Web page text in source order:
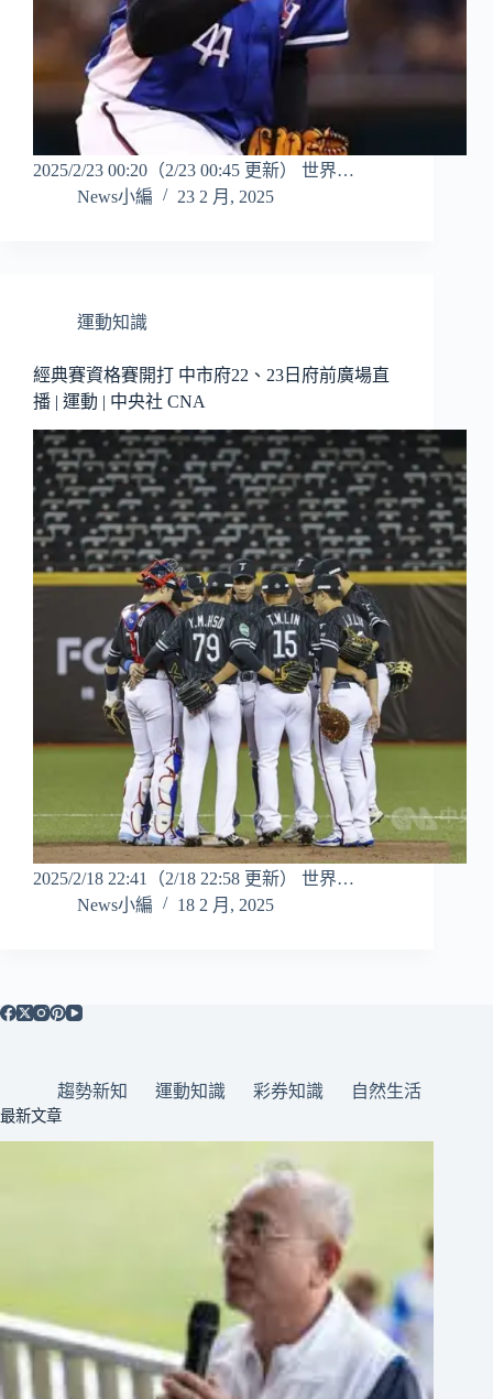
2025/2/23 00:20（2/23 00:45 更新） 世界…
News小編
23 2 月, 2025
運動知識
經典賽資格賽開打 中市府22、23日府前廣場直
播 | 運動 | 中央社 CNA
2025/2/18 22:41（2/18 22:58 更新） 世界…
News小編
18 2 月, 2025
趨勢新知 運動知識 彩券知識 自然生活
最新文章